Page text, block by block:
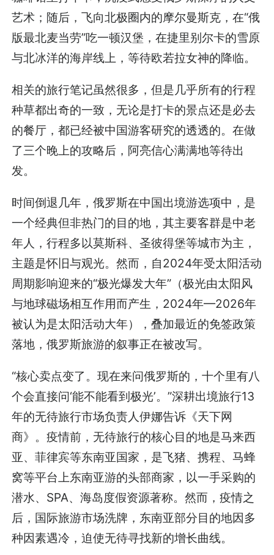
艺术；随后，飞向北极圈内的摩尔曼斯克，在“俄
版最北麦当劳”吃一顿汉堡，在捷里别尔卡的雪原
与北冰洋的海岸线上，等待欧若拉女神的降临。
相关的旅行笔记虽然很多，但是几乎所有的行程
种草都出奇的一致，无论是打卡的景点还是必去
的餐厅，都已经被中国游客研究的透透的。在做
了三个晚上的攻略后，阿亮信心满满地等待出
发。
时间倒退几年，俄罗斯在中国出境游选项中，是
一个经典但非热门的目的地，其主要客群是中老
年人，行程多以莫斯科、圣彼得堡等城市为主，
主题是怀旧与观光。然而，自2024年受太阳活动
周期影响迎来的“极光爆发大年”（极光由太阳风
与地球磁场相互作用而产生，2024年—2026年
被认为是太阳活动大年），叠加最近的免签政策
落地，俄罗斯旅游的叙事正在被改写。
“核心卖点变了。现在来问俄罗斯的，十个里有八
个会直接问‘能不能看到极光’。”深耕出境旅行13
年的无待旅行市场负责人伊娜告诉《天下网
商》。疫情前，无待旅行的核心目的地是马来西
亚、菲律宾等东南亚国家，是飞猪、携程、马蜂
窝等平台上东南亚游的头部商家，以一手采购的
潜水、SPA、海岛度假资源著称。然而，疫情之
后，国际旅游市场洗牌，东南亚部分目的地因多
种因素遇冷，迫使无待寻找新的增长曲线。